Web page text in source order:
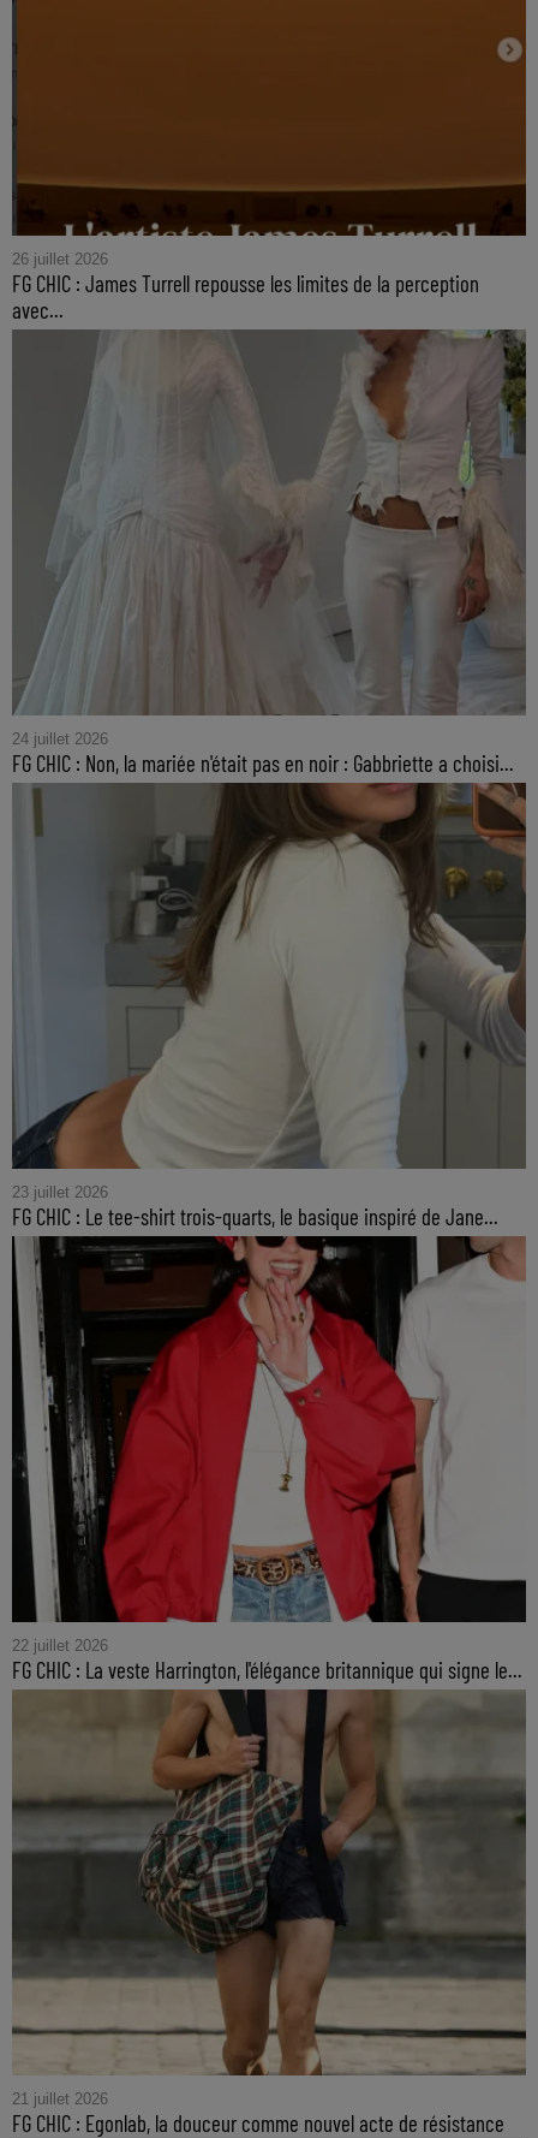
26 juillet 2026
FG CHIC : James Turrell repousse les limites de la perception
avec...
24 juillet 2026
FG CHIC : Non, la mariée n'était pas en noir : Gabbriette a choisi...
23 juillet 2026
FG CHIC : Le tee-shirt trois-quarts, le basique inspiré de Jane...
22 juillet 2026
FG CHIC : La veste Harrington, l'élégance britannique qui signe le...
21 juillet 2026
FG CHIC : Egonlab, la douceur comme nouvel acte de résistance